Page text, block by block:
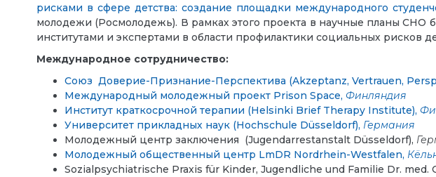
рисками в сфере детства: создание площадки международного
молодежи (Росмолодежь). В рамках этого проекта в научные планы
институтами и экспертами в области профилактики социальных рисков
Международное сотрудничество:
Союз Доверие-Признание-Перспектива (Akzeptanz, Vertrauen,
Международный молодежный проект Prison Space, Финляндия
Институт краткосрочной терапии (Helsinki Brief Therapy Institute),
Университет прикладных наук (Hochschule Düsseldorf), Германия
Молодежный центр заключения (Jugendarrestanstalt Düsseldorf),
Молодежный общественный центр LmDR Nordrhein-Westfalen,
Sozialpsychiatrische Praxis für Kinder, Jugendliche und Familie Dr. med.